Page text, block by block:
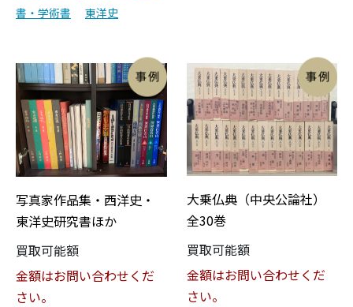
書・学術書
東洋史
写真家作品集・西洋史・
東洋史研究書ほか
買取可能額
金額はお問い合わせくだ
さい。
大乗仏典（中央公論社）
全30巻
買取可能額
金額はお問い合わせくだ
さい。